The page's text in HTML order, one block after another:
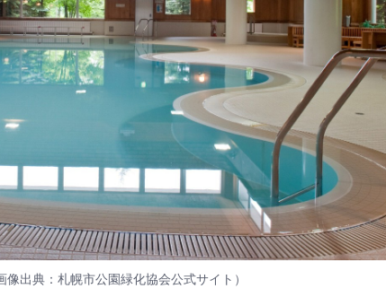
出典：札幌市公園緑化協会公式サイト）